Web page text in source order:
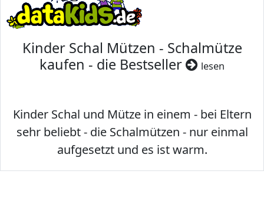
Kinder Schal Mützen - Schalmütze
kaufen - die Bestseller
lesen
Kinder Schal und Mütze in einem - bei Eltern
sehr beliebt - die Schalmützen - nur einmal
aufgesetzt und es ist warm.